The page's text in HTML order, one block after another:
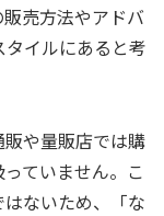
売方法やアドバ
イルにあると考
や量販店では購
ていません。こ
ないため、「な